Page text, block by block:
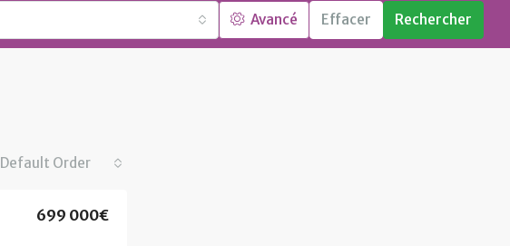
Avancé Effacer Rechercher
Default Order
699 000€